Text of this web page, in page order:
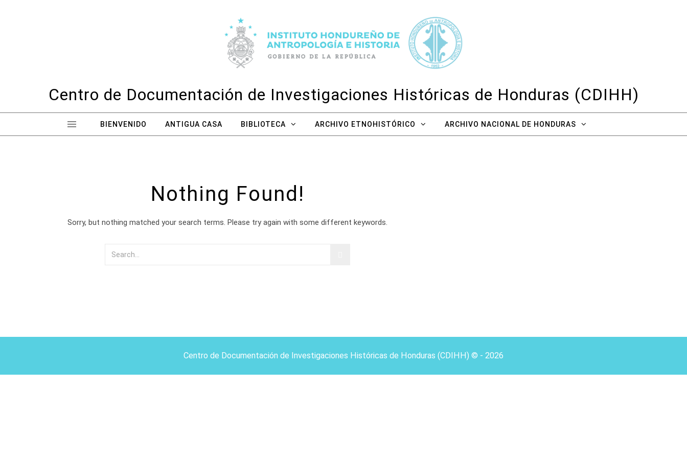
Centro de Documentación de Investigaciones Históricas de Honduras (CDIHH)
BIENVENIDO ANTIGUA CASA BIBLIOTECA ARCHIVO ETNOHISTÓRICO ARCHIVO NACIONAL DE HONDURAS
Nothing Found!
Sorry, but nothing matched your search terms. Please try again with some different keywords.
Centro de Documentación de Investigaciones Históricas de Honduras (CDIHH) © - 2026